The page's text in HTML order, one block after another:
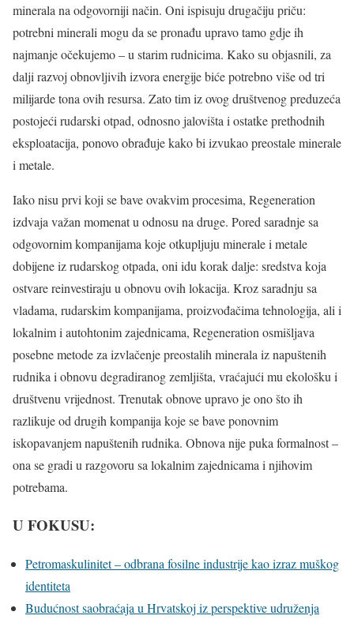
minerala na odgovorniji način. Oni ispisuju drugačiju priču:
potrebni minerali mogu da se pronađu upravo tamo gdje ih
najmanje očekujemo – u starim rudnicima. Kako su objasnili, za
dalji razvoj obnovljivih izvora energije biće potrebno više od tri
milijarde tona ovih resursa. Zato tim iz ovog društvenog preduzeća
postojeći rudarski otpad, odnosno jalovišta i ostatke prethodnih
eksploatacija, ponovo obrađuje kako bi izvukao preostale minerale
i metale.
Iako nisu prvi koji se bave ovakvim procesima, Regeneration
izdvaja važan momenat u odnosu na druge. Pored saradnje sa
odgovornim kompanijama koje otkupljuju minerale i metale
dobijene iz rudarskog otpada, oni idu korak dalje: sredstva koja
ostvare reinvestiraju u obnovu ovih lokacija. Kroz saradnju sa
vladama, rudarskim kompanijama, proizvođačima tehnologija, ali i
lokalnim i autohtonim zajednicama, Regeneration osmišljava
posebne metode za izvlačenje preostalih minerala iz napuštenih
rudnika i obnovu degradiranog zemljišta, vraćajući mu ekološku i
društvenu vrijednost. Trenutak obnove upravo je ono što ih
razlikuje od drugih kompanija koje se bave ponovnim
iskopavanjem napuštenih rudnika. Obnova nije puka formalnost –
ona se gradi u razgovoru sa lokalnim zajednicama i njihovim
potrebama.
U FOKUSU:
Petromaskulinitet – odbrana fosilne industrije kao izraz muškog
identiteta
Budućnost saobraćaja u Hrvatskoj iz perspektive udruženja